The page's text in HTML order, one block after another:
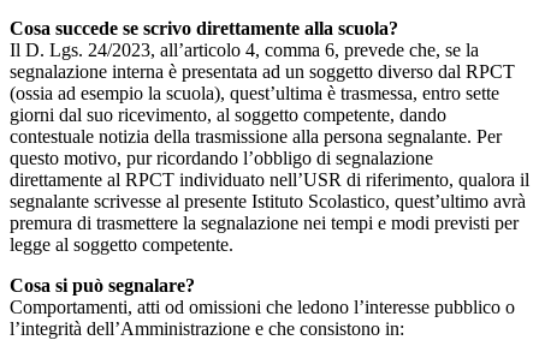
Cosa succede se scrivo direttamente alla scuola?
Il D. Lgs. 24/2023, all’articolo 4, comma 6, prevede che, se la
segnalazione interna è presentata ad un soggetto diverso dal RPCT
(ossia ad esempio la scuola), quest’ultima è trasmessa, entro sette
giorni dal suo ricevimento, al soggetto competente, dando
contestuale notizia della trasmissione alla persona segnalante. Per
questo motivo, pur ricordando l’obbligo di segnalazione
direttamente al RPCT individuato nell’USR di riferimento, qualora il
segnalante scrivesse al presente Istituto Scolastico, quest’ultimo avrà
premura di trasmettere la segnalazione nei tempi e modi previsti per
legge al soggetto competente.
Cosa si può segnalare?
Comportamenti, atti od omissioni che ledono l’interesse pubblico o
l’integrità dell’Amministrazione e che consistono in: